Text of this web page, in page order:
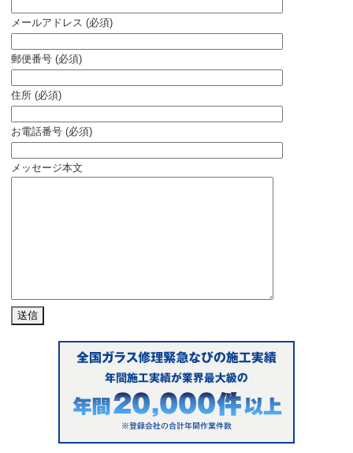
メールアドレス (必須)
郵便番号 (必須)
住所 (必須)
お電話番号 (必須)
メッセージ本文